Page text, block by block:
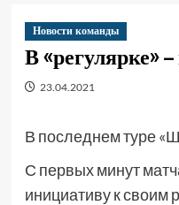
Новости команды
В «регулярке»
23.04.2021
В последнем туре
С первых минут
инициативу к своим